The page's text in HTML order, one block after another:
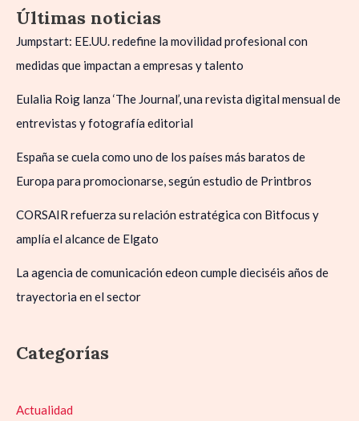
Últimas noticias
Jumpstart: EE.UU. redefine la movilidad profesional con
medidas que impactan a empresas y talento
Eulalia Roig lanza ‘The Journal’, una revista digital mensual de
entrevistas y fotografía editorial
España se cuela como uno de los países más baratos de
Europa para promocionarse, según estudio de Printbros
CORSAIR refuerza su relación estratégica con Bitfocus y
amplía el alcance de Elgato
La agencia de comunicación edeon cumple dieciséis años de
trayectoria en el sector
Categorías
Actualidad